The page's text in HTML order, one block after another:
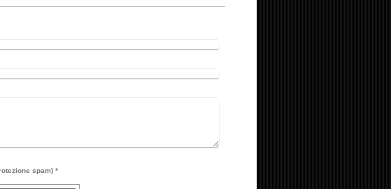
Captcha (codice protezione spam) *